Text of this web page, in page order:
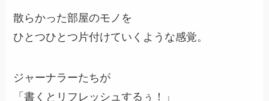
散らかった部屋のモノを
ひとつひとつ片付けていくような感覚。
ジャーナラーたちが
「書くとリフレッシュするぅ！」